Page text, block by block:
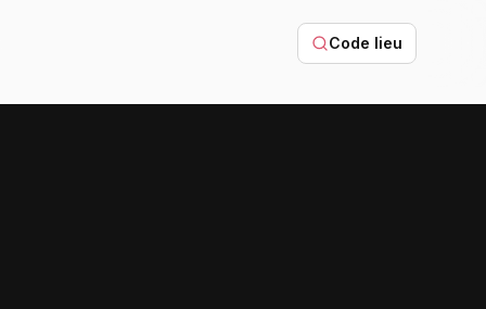
Code lieu